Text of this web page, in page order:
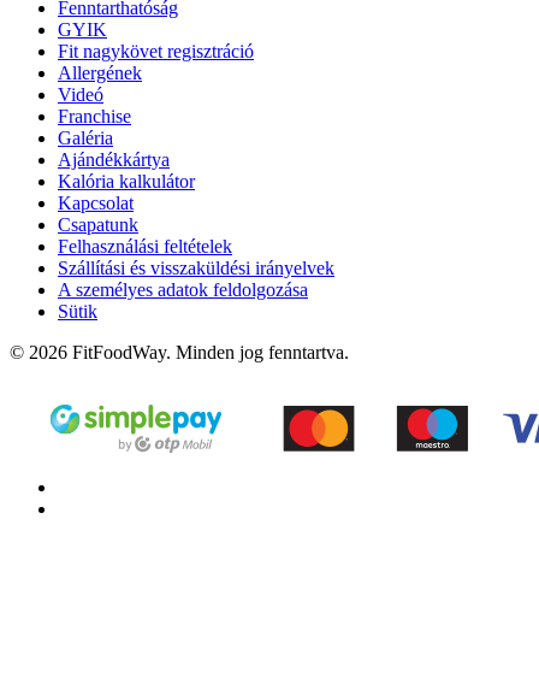
Fenntarthatóság
GYIK
Fit nagykövet regisztráció
Allergének
Videó
Franchise
Galéria
Ajándékkártya
Kalória kalkulátor
Kapcsolat
Csapatunk
Felhasználási feltételek
Szállítási és visszaküldési irányelvek
A személyes adatok feldolgozása
Sütik
© 2026 FitFoodWay. Minden jog fenntartva.